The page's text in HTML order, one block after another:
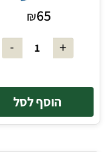
₪65
הוסף לסל